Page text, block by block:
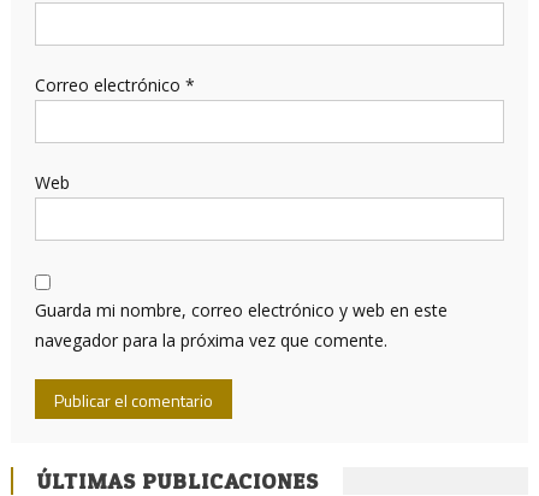
Correo electrónico *
Web
Guarda mi nombre, correo electrónico y web en este
navegador para la próxima vez que comente.
ÚLTIMAS PUBLICACIONES